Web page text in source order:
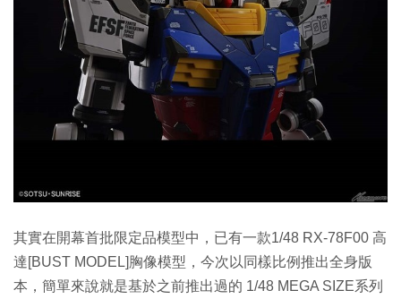
其實在開幕首批限定品模型中，已有一款1/48 RX-78F00 高
達[BUST MODEL]胸像模型，今次以同樣比例推出全身版
本，簡單來說就是基於之前推出過的 1/48 MEGA SIZE系列